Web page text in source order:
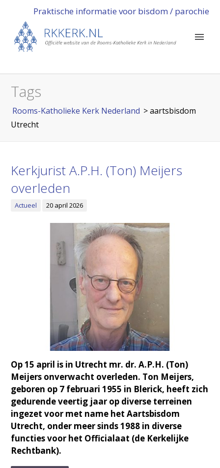
Praktische informatie voor bisdom / parochie
Tags
Rooms-Katholieke Kerk Nederland >aartsbisdom
Utrecht
Kerkjurist A.P.H. (Ton) Meijers
overleden
Actueel 20 april 2026
Op 15 april is in Utrecht mr. dr. A.P.H. (Ton)
Meijers onverwacht overleden. Ton Meijers,
geboren op 7 februari 1955 in Blerick, heeft zich
gedurende veertig jaar op diverse terreinen
ingezet voor met name het Aartsbisdom
Utrecht, onder meer sinds 1988 in diverse
functies voor het Officialaat (de Kerkelijke
Rechtbank).